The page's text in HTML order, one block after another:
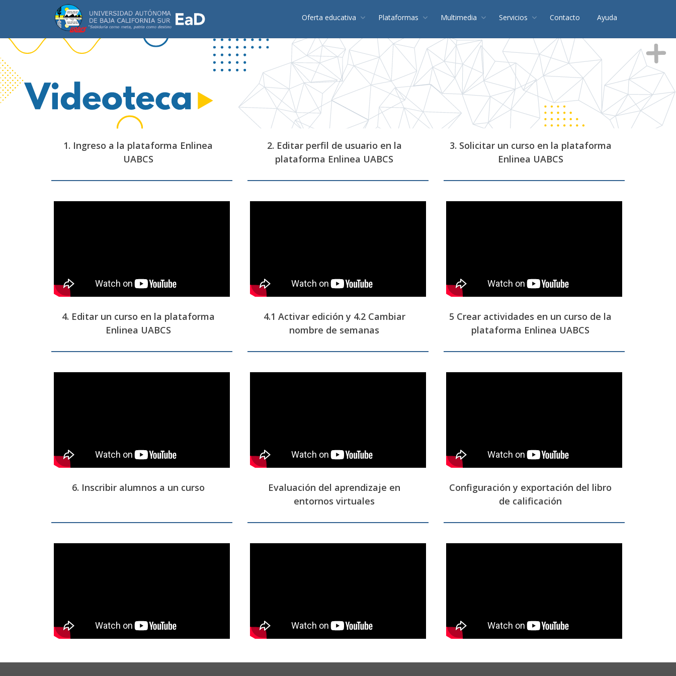
Oferta educativa Plataformas Multimedia Servicios Contacto Ayuda
1. Ingreso a la plataforma Enlinea
UABCS
2. Editar perfil de usuario en la
plataforma Enlinea UABCS
3. Solicitar un curso en la plataforma
Enlinea UABCS
4. Editar un curso en la plataforma
Enlinea UABCS
4.1 Activar edición y 4.2 Cambiar
nombre de semanas
5 Crear actividades en un curso de la
plataforma Enlinea UABCS
6. Inscribir alumnos a un curso
Evaluación del aprendizaje en
entornos virtuales
Configuración y exportación del libro
de calificación